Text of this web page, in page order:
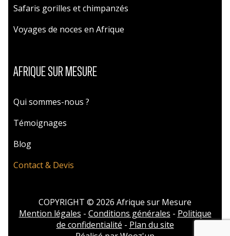
Safaris gorilles et chimpanzés
Voyages de noces en Afrique
AFRIQUE SUR MESURE
Qui sommes-nous ?
Témoignages
Blog
Contact & Devis
COPYRIGHT © 2026 Afrique sur Mesure
Mention légales - Conditions générales - Politique
de confidentialité - Plan du site